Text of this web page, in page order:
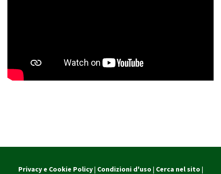
Privacy e Cookie Policy| Condizioni d'uso | Cerca nel sito |